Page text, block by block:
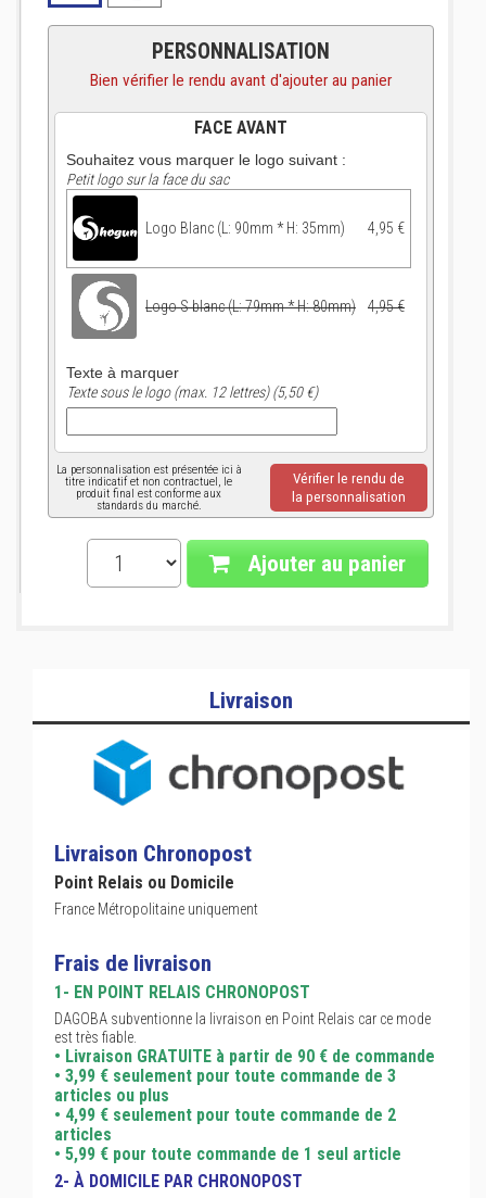
PERSONNALISATION
Bien vérifier le rendu avant d'ajouter au panier
FACE AVANT
Souhaitez vous marquer le logo suivant :
Petit logo sur la face du sac
Logo Blanc (L: 90mm * H: 35mm) 4,95 €
Logo S blanc (L: 79mm * H: 80mm) 4,95 €
Texte à marquer
Texte sous le logo (max. 12 lettres) (5,50 €)
La personnalisation est présentée ici à
titre indicatif et non contractuel, le
produit final est conforme aux
standards du marché.
Vérifier le rendu de
la personnalisation
Ajouter au panier
Livraison
Livraison Chronopost
Point Relais ou Domicile
France Métropolitaine uniquement
Frais de livraison
1- EN POINT RELAIS CHRONOPOST
DAGOBA subventionne la livraison en Point Relais car ce mode
est très fiable.
• Livraison GRATUITE à partir de 90 € de commande
• 3,99 € seulement pour toute commande de 3
articles ou plus
• 4,99 € seulement pour toute commande de 2
articles
• 5,99 € pour toute commande de 1 seul article
2- À DOMICILE PAR CHRONOPOST